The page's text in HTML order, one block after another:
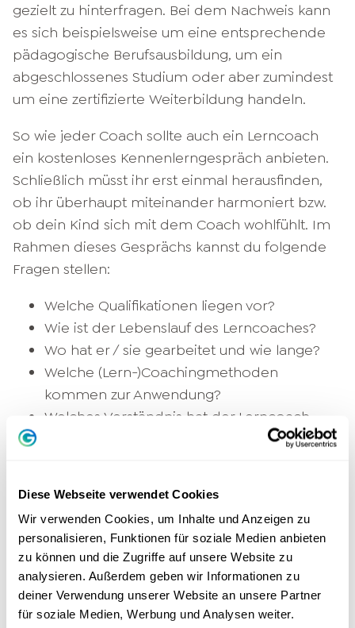
Diese Webseite verwendet Cookies
Wir verwenden Cookies, um Inhalte und Anzeigen zu
personalisieren, Funktionen für soziale Medien anbieten
zu können und die Zugriffe auf unsere Website zu
analysieren. Außerdem geben wir Informationen zu
deiner Verwendung unserer Website an unsere Partner
für soziale Medien, Werbung und Analysen weiter.
gezielt zu hinterfragen. Bei dem Nachweis kann
es sich beispielsweise um eine entsprechende
pädagogische Berufsausbildung, um ein
abgeschlossenes Studium oder aber zumindest
um eine zertifizierte Weiterbildung handeln.
So wie jeder Coach sollte auch ein Lerncoach
ein kostenloses Kennenlerngespräch anbieten.
Schließlich müsst ihr erst einmal herausfinden,
ob ihr überhaupt miteinander harmoniert bzw.
ob dein Kind sich mit dem Coach wohlfühlt. Im
Rahmen dieses Gesprächs kannst du folgende
Fragen stellen:
Welche Qualifikationen liegen vor?
Wie ist der Lebenslauf des Lerncoaches?
Wo hat er / sie gearbeitet und wie lange?
Welche (Lern-)Coachingmethoden
kommen zur Anwendung?
Welches Verständnis hat der Lerncoach
generell zum Thema Lernunterstützung?
Darüber hinaus nimmt ein seriöser Lerncoach
ausschließlich Aufträge an, die tatsächlich in
den Bereich des Lerncoachings fallen. Er
schreibt sich keine therapeutischen
Kompetenzen zu und vergibt keine Diagnosen.